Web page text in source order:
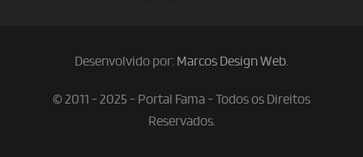
Desenvolvido por: Marcos Design Web
© 2011 - 2025 - Portal Fama - Todos os Direitos
Reservados.